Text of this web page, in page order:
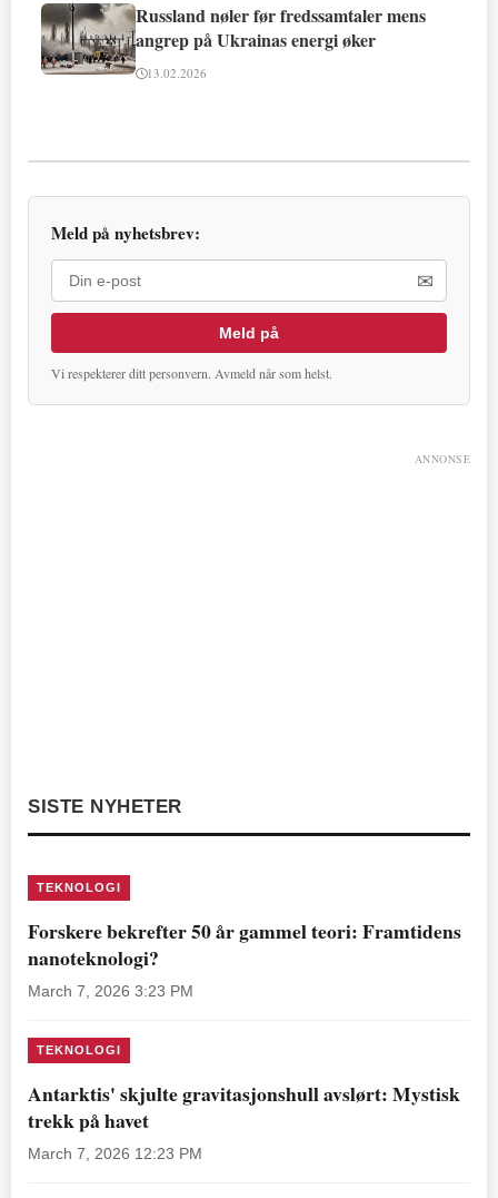
Russland nøler før fredssamtaler mens
angrep på Ukrainas energi øker
13.02.2026
Meld på nyhetsbrev:
✉
Meld på
Vi respekterer ditt personvern. Avmeld når som helst.
ANNONSE
SISTE NYHETER
TEKNOLOGI
Forskere bekrefter 50 år gammel teori: Framtidens
nanoteknologi?
March 7, 2026 3:23 PM
TEKNOLOGI
Antarktis' skjulte gravitasjonshull avslørt: Mystisk
trekk på havet
March 7, 2026 12:23 PM